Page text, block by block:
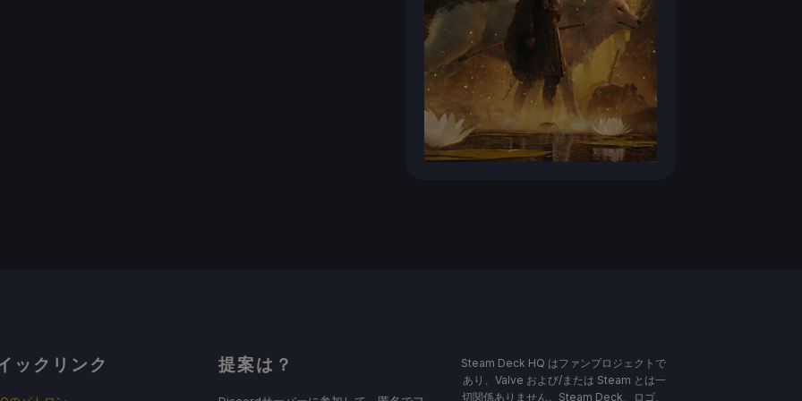
ックリンク 提案は？
Steam Deck HQ はファンプロジェクトで
あり、Valve および/または Steam とは一
切関係ありません。Steam Deck、ロゴ、